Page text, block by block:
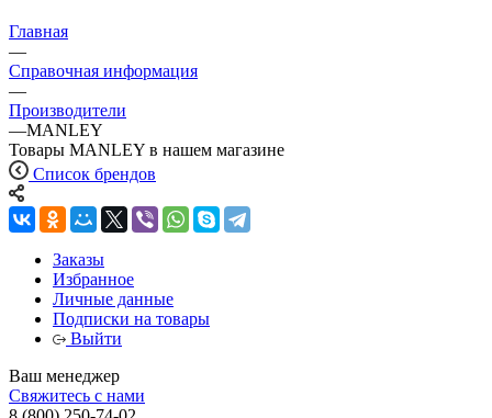
Главная
—
Справочная информация
—
Производители
—MANLEY
Товары MANLEY в нашем магазине
Список брендов
Заказы
Избранное
Личные данные
Подписки на товары
Выйти
Ваш менеджер
Свяжитесь с нами